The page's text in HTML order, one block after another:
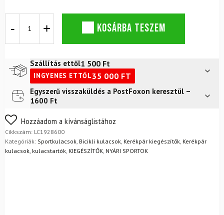
Active
Schwarz/Schiefergrau
mennyiség
KOSÁRBA TESZEM
Szállítás ettől1 500 Ft
INGYENES ETTŐL35 000 FT
Futár a címre2 400
FoxPost
Egyszerű visszaküldés a PostFoxon keresztül –
1600 Ft
Nem biztos a választásában? Semmi gond – a terméket
egyszerűen visszaküldheti 14 napon belül, indoklás nélkül.
Mik a visszaküldés feltételei?
Hozzáadom a kívánságlistához
Cikkszám: LC1928600
Kategóriák: Sportkulacsok Bicikli kulacsok Kerékpár kiegészítők Kerékpár
kulacsok, kulacstartók KIEGÉSZÍTŐK NYÁRI SPORTOK